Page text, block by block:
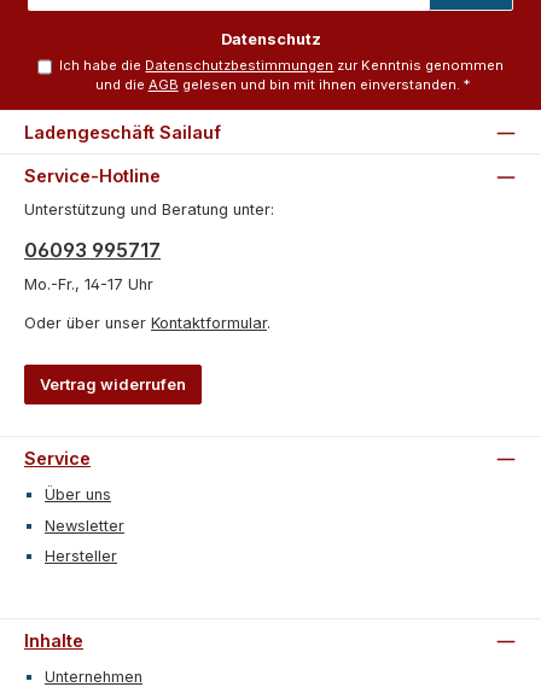
Datenschutz
Ich habe die Datenschutzbestimmungen zur Kenntnis genommen
und die AGB gelesen und bin mit ihnen einverstanden. *
Service-Hotline
Unterstützung und Beratung unter:
06093 995717
Mo.-Fr., 14-17 Uhr
Oder über unser Kontaktformular.
Vertrag widerrufen
Ladengeschäft Sailauf
Service
Über uns
Newsletter
Hersteller
Inhalte
Unternehmen